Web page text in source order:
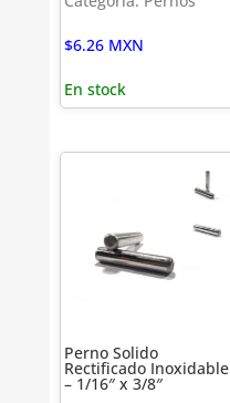
$6.26 MXN
En stock
Perno Solido
Rectificado Inoxidable
– 1/16″ x 3/8″